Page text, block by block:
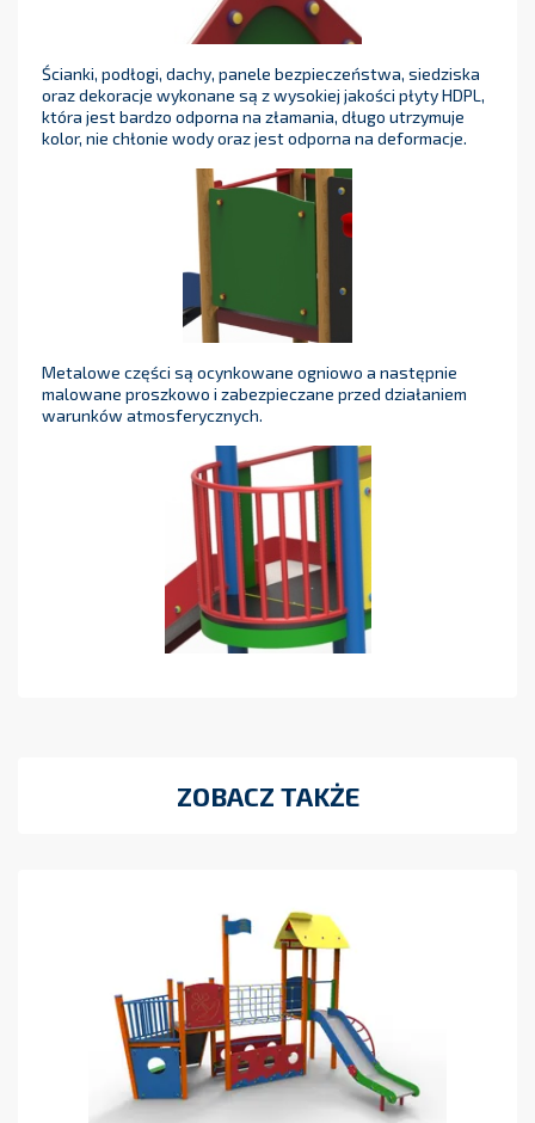
Ścianki, podłogi, dachy, panele bezpieczeństwa, siedziska
oraz dekoracje wykonane są z wysokiej jakości płyty HDPL,
która jest bardzo odporna na złamania, długo utrzymuje
kolor, nie chłonie wody oraz jest odporna na deformacje.
Metalowe części są ocynkowane ogniowo a następnie
malowane proszkowo i zabezpieczane przed działaniem
warunków atmosferycznych.
ZOBACZ TAKŻE